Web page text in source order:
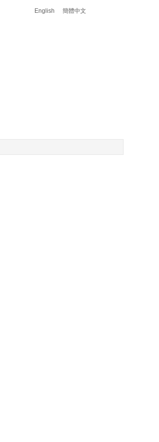
English
簡體中文